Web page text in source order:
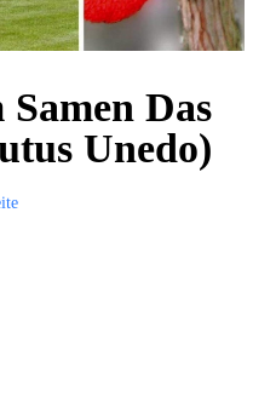
Das
Unedo)